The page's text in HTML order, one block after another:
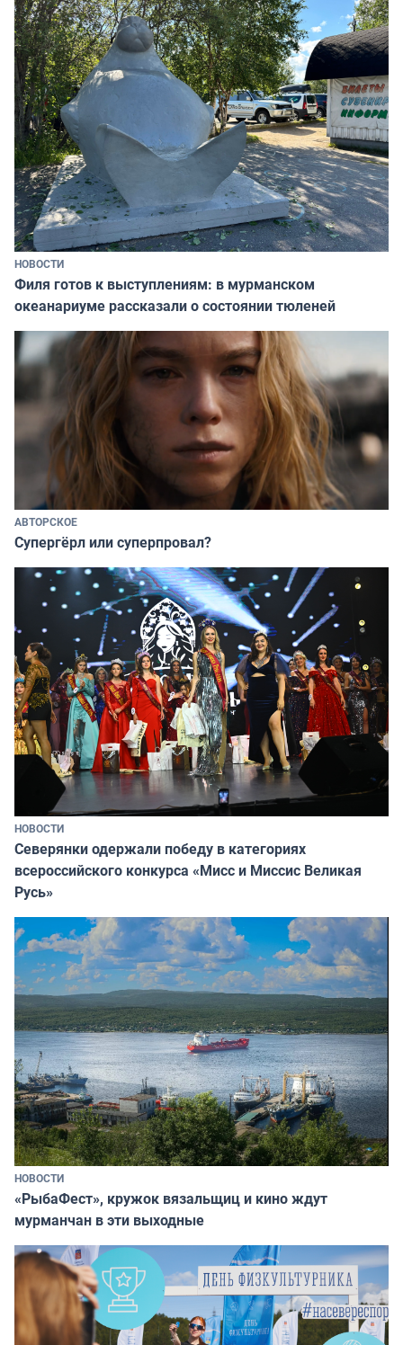
НОВОСТИ
Филя готов к выступлениям: в мурманском
океанариуме рассказали о состоянии тюленей
АВТОРСКОЕ
Супергёрл или суперпровал?
НОВОСТИ
Северянки одержали победу в категориях
всероссийского конкурса «Мисс и Миссис Великая
Русь»
НОВОСТИ
«РыбаФест», кружок вязальщиц и кино ждут
мурманчан в эти выходные